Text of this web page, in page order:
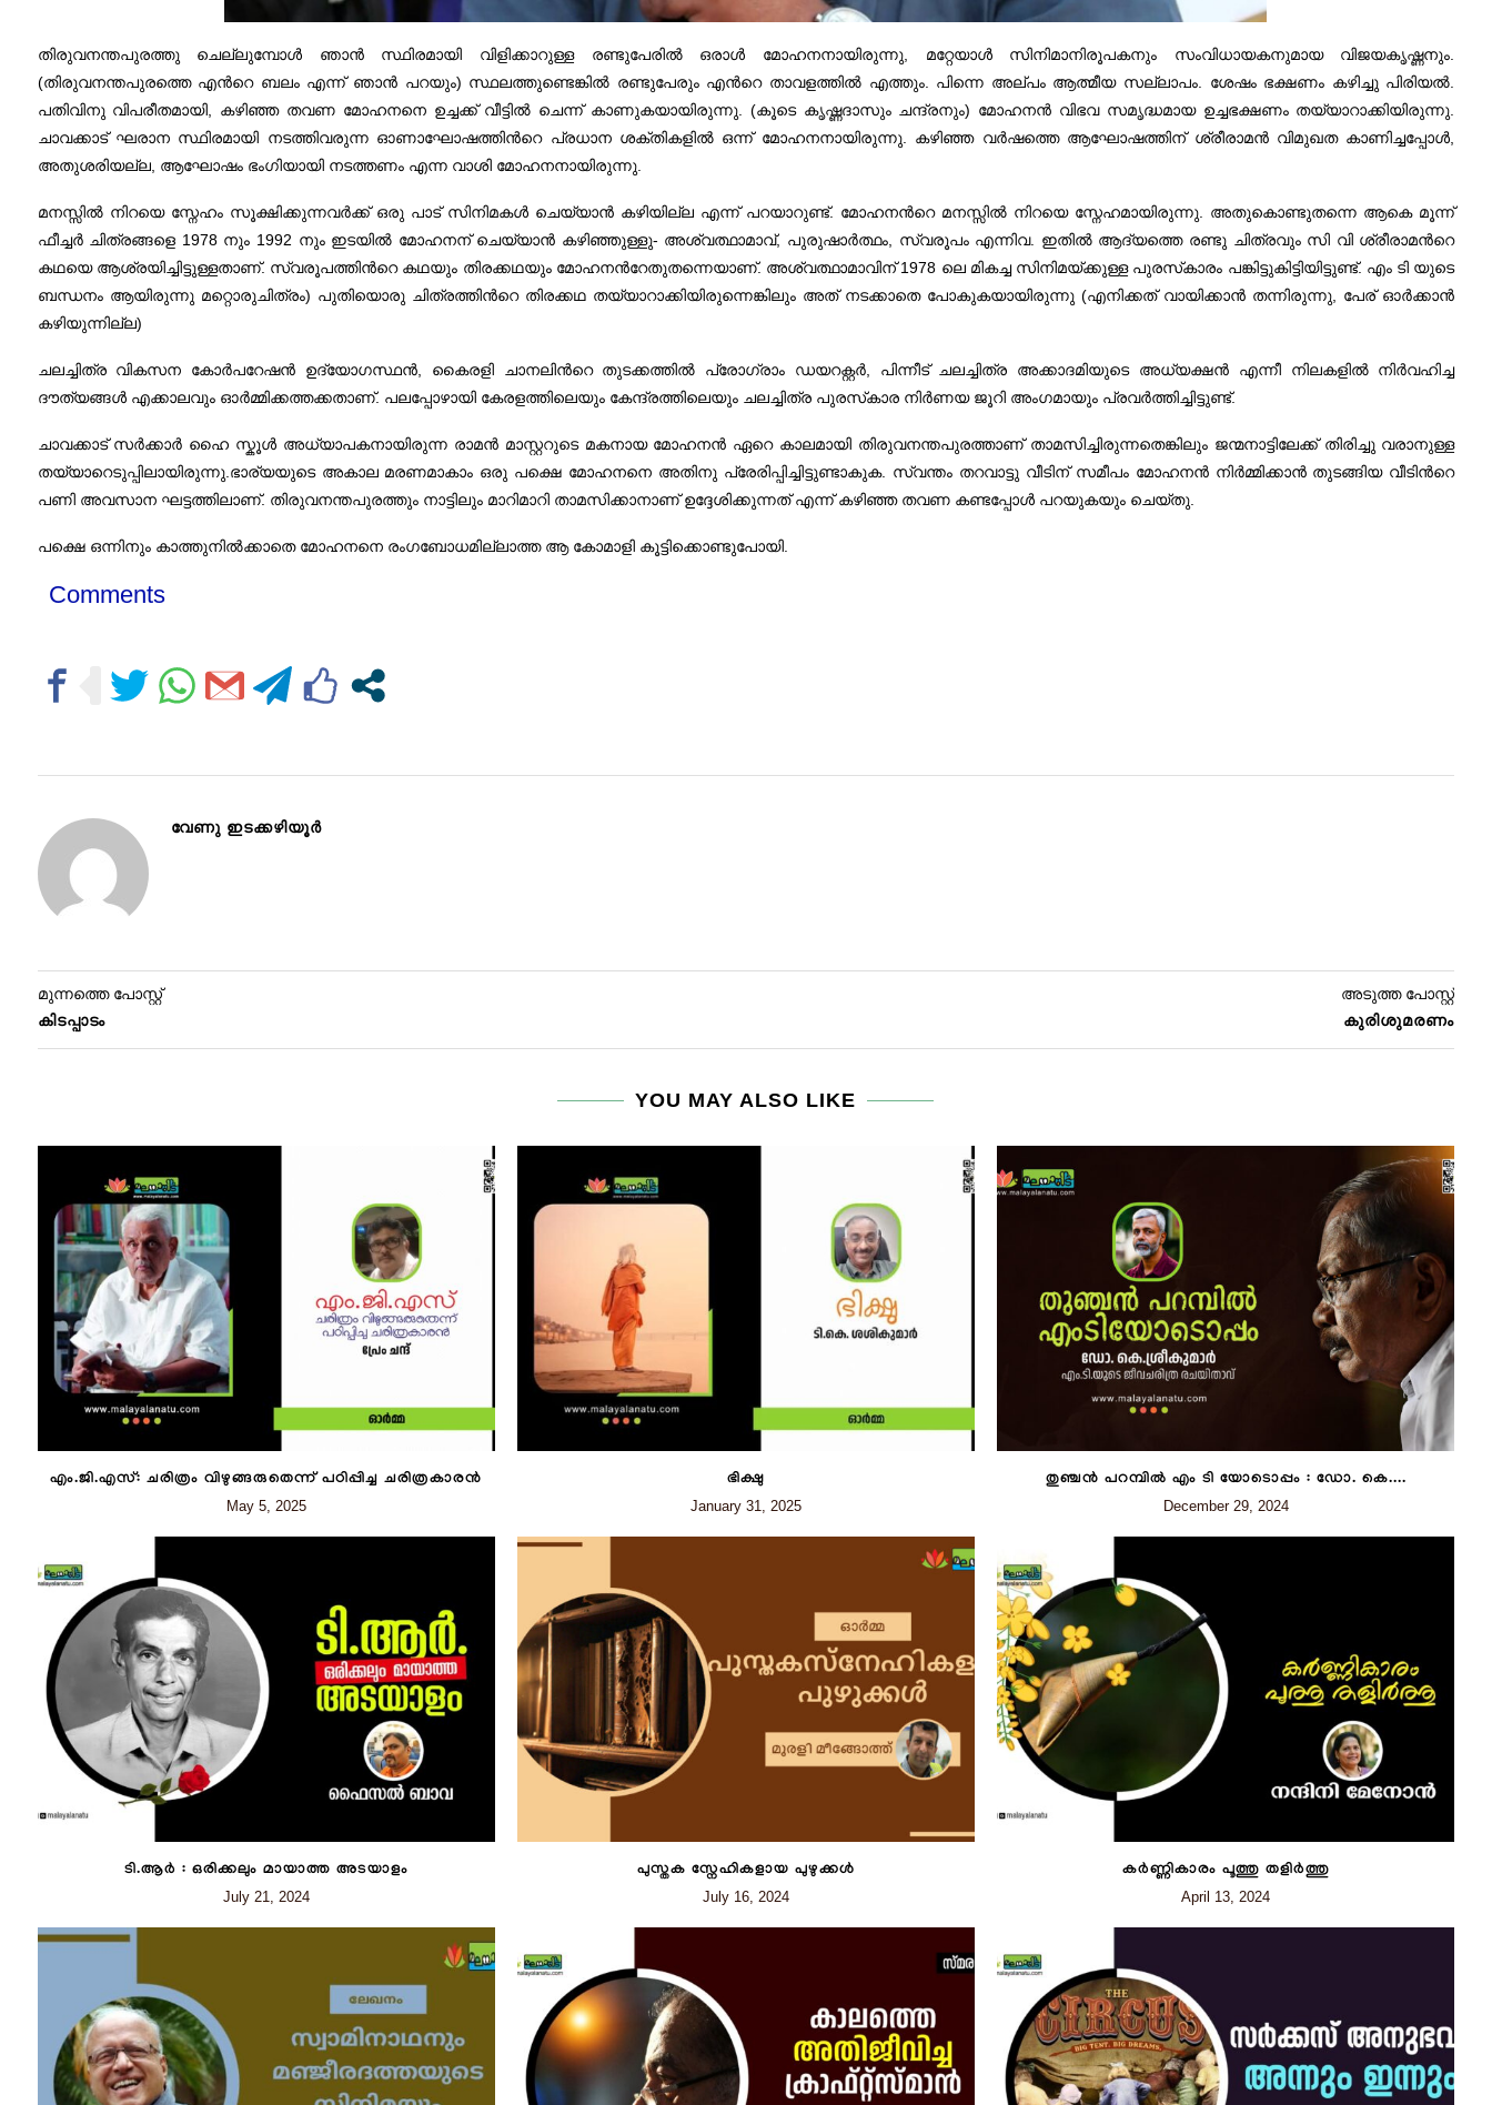
തിരുവനന്തപുരത്തു ചെല്ലുമ്പോൾ ഞാൻ സ്ഥിരമായി വിളിക്കാറുള്ള രണ്ടുപേരിൽ ഒരാൾ മോഹനനായിരുന്നു, മറ്റേയാള്‍ സിനിമാനിരൂപകനും സം‌വിധായകനുമായ വിജയകൃഷ്ണനും.
(തിരുവനന്തപുരത്തെ എന്‍റെ ബലം എന്ന് ഞാൻ പറയും) സ്ഥലത്തുണ്ടെങ്കിൽ രണ്ടുപേരും എന്‍റെ താവളത്തിൽ എത്തും. പിന്നെ അല്പം ആത്മീയ സല്ലാപം. ശേഷം ഭക്ഷണം കഴിച്ചു പിരിയൽ.
പതിവിനു വിപരീതമായി, കഴിഞ്ഞ തവണ മോഹനനെ ഉച്ചക്ക് വീട്ടിൽ ചെന്ന് കാണുകയായിരുന്നു. (കൂടെ കൃഷ്ണദാസും ചന്ദ്രനും) മോഹനന്‍ വിഭവ സമൃദ്ധമായ ഉച്ചഭക്ഷണം തയ്യാറാക്കിയിരുന്നു.
ചാവക്കാട് ഘരാന സ്ഥിരമായി നടത്തിവരുന്ന ഓണാഘോഷത്തിന്‍റെ പ്രധാന ശക്തികളിൽ ഒന്ന് മോഹനനായിരുന്നു. കഴിഞ്ഞ വർഷത്തെ ആഘോഷത്തിന് ശ്രീരാമൻ വിമുഖത കാണിച്ചപ്പോൾ,
അതുശരിയല്ല, ആഘോഷം ഭംഗിയായി നടത്തണം എന്ന വാശി മോഹനനായിരുന്നു.
മനസ്സിൽ നിറയെ സ്നേഹം സൂക്ഷിക്കുന്നവർക്ക് ഒരു പാട് സിനിമകൾ ചെയ്യാൻ കഴിയില്ല എന്ന്‍ പറയാറുണ്ട്. മോഹനന്‍റെ മനസ്സിൽ നിറയെ സ്നേഹമായിരുന്നു. അതുകൊണ്ടുതന്നെ ആകെ മൂന്ന്
ഫീച്ചർ ചിത്രങ്ങളെ 1978 നും 1992 നും ഇടയിൽ മോഹനന് ചെയ്യാൻ കഴിഞ്ഞുള്ളു- അശ്വത്ഥാമാവ്, പുരുഷാർത്ഥം, സ്വരൂപം എന്നിവ. ഇതിൽ ആദ്യത്തെ രണ്ടു ചിത്രവും സി വി ശ്രീരാമന്‍റെ
കഥയെ ആശ്രയിച്ചിട്ടുള്ളതാണ്. സ്വരൂപത്തിന്‍റെ കഥയും തിരക്കഥയും മോഹനന്‍റേതുതന്നെയാണ്. അശ്വത്ഥാമാവിന് 1978 ലെ മികച്ച സിനിമയ്ക്കുള്ള പുരസ്‍കാരം പങ്കിട്ടുകിട്ടിയിട്ടുണ്ട്. എം ടി യുടെ
ബന്ധനം ആയിരുന്നു മറ്റൊരുചിത്രം) പുതിയൊരു ചിത്രത്തിന്‍റെ തിരക്കഥ തയ്യാറാക്കിയിരുന്നെങ്കിലും അത് നടക്കാതെ പോകുകയായിരുന്നു (എനിക്കത് വായിക്കാൻ തന്നിരുന്നു, പേര് ഓർക്കാൻ
കഴിയുന്നില്ല)
ചലച്ചിത്ര വികസന കോർപറേഷൻ ഉദ്യോഗസ്ഥൻ, കൈരളി ചാനലിന്‍റെ തുടക്കത്തിൽ പ്രോഗ്രാം ഡയറക്റ്റർ, പിന്നീട് ചലച്ചിത്ര അക്കാദമിയുടെ അധ്യക്ഷൻ എന്നീ നിലകളിൽ നിർവഹിച്ച
ദൗത്യങ്ങൾ എക്കാലവും ഓർമ്മിക്കത്തക്കതാണ്. പലപ്പോഴായി കേരളത്തിലെയും കേന്ദ്രത്തിലെയും ചലച്ചിത്ര പുരസ്‌കാര നിർണയ ജൂറി അംഗമായും പ്രവർത്തിച്ചിട്ടുണ്ട്.
ചാവക്കാട് സർക്കാർ ഹൈ സ്കൂൾ അധ്യാപകനായിരുന്ന രാമൻ മാസ്റ്ററുടെ മകനായ മോഹനൻ ഏറെ കാലമായി തിരുവനന്തപുരത്താണ് താമസിച്ചിരുന്നതെങ്കിലും ജന്മനാട്ടിലേക്ക് തിരിച്ചു വരാനുള്ള
തയ്യാറെടുപ്പിലായിരുന്നു.ഭാര്യയുടെ അകാല മരണമാകാം ഒരു പക്ഷെ മോഹനനെ അതിനു പ്രേരിപ്പിച്ചിട്ടുണ്ടാകുക. സ്വന്തം തറവാട്ടു വീടിന് സമീപം മോഹനൻ നിർമ്മിക്കാൻ തുടങ്ങിയ വീടിന്‍റെ
പണി അവസാന ഘട്ടത്തിലാണ്. തിരുവനന്തപുരത്തും നാട്ടിലും മാറിമാറി താമസിക്കാനാണ് ഉദ്ദേശിക്കുന്നത് എന്ന് കഴിഞ്ഞ തവണ കണ്ടപ്പോൾ പറയുകയും ചെയ്തു.
പക്ഷെ ഒന്നിനും കാത്തുനിൽക്കാതെ മോഹനനെ രംഗബോധമില്ലാത്ത ആ കോമാളി കൂട്ടിക്കൊണ്ടുപോയി.
Comments
വേണു ഇടക്കഴിയൂര്‍
മുന്നത്തെ പോസ്റ്റ്
കിടപ്പാടം
അടുത്ത പോസ്റ്റ്
കുരിശുമരണം
YOU MAY ALSO LIKE
എം.ജി.എസ്: ചരിത്രം വിഴുങ്ങരുതെന്ന് പഠിപ്പിച്ച ചരിത്രകാരൻ
May 5, 2025
ഭിക്ഷു
January 31, 2025
തുഞ്ചൻ പറമ്പിൽ എം ടി യോടൊപ്പം : ഡോ. കെ....
December 29, 2024
ടി.ആർ : ഒരിക്കലും മായാത്ത അടയാളം
July 21, 2024
പുസ്തക സ്നേഹികളായ പുഴുക്കൾ
July 16, 2024
കർണ്ണികാരം പൂത്തു തളിർത്തു
April 13, 2024